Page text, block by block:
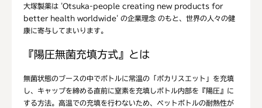
大塚製薬は 'Otsuka-people creating new products for
better health worldwide' の企業理念 のもと、世界の人々の健
康に寄与してまいります。
『陽圧無菌充填方式』とは
無菌状態のブースの中でボトルに常温の「ポカリスエット」を充填
し、キャップを締める直前に窒素を充填しボトル内部を『陽圧』に
する方法。高温での充填を行わないため、ペットボトルの耐熱性が